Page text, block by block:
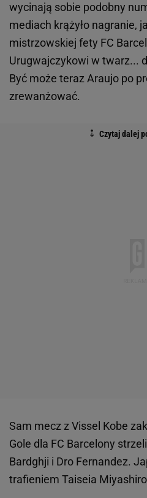
wycinają sobie podobny
mediach krążyło nagranie,
mistrzowskiej fety FC
Urugwajczykowi w twarz...
Być może teraz Araujo po
zrewanżować.
Sam mecz z Vissel Kobe
Gole dla FC Barcelony
Bardghji i Dro Fernandez.
trafieniem Taiseia